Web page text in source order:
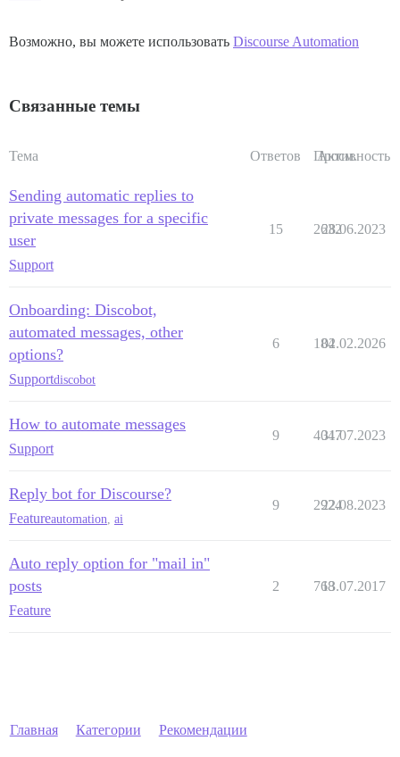
Возможно, вы можете использовать Discourse Automation
Связанные темы
Тема Ответов Просм.
Активность
Sending automatic replies to
private messages for a specific
user
Support
15 2632
28.06.2023
Onboarding: Discobot,
automated messages, other
options?
Supportdiscobot
6 184
02.02.2026
How to automate messages
Support
9 4047
31.07.2023
Reply bot for Discourse?
Featureautomation ai
9 2924
22.08.2023
Auto reply option for "mail in"
posts
Feature
2 768
13.07.2017
Главная Категории Рекомендации